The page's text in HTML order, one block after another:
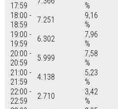
17:59
%
18:00 -
18:59
7.251
9,16
%
19:00 -
19:59
6.302
7,96
%
20:00 -
20:59
5.999
7,58
%
21:00 -
21:59
4.138
5,23
%
22:00 -
22:59
2.710
3,42
%